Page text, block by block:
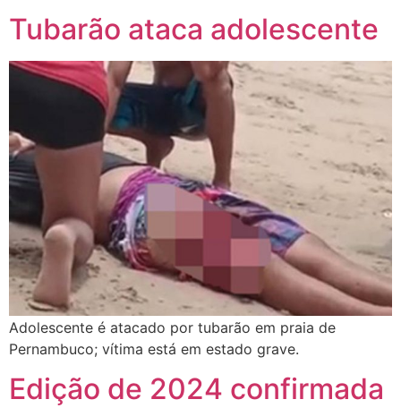
Tubarão ataca adolescente
Adolescente é atacado por tubarão em praia de
Pernambuco; vítima está em estado grave.
Edição de 2024 confirmada